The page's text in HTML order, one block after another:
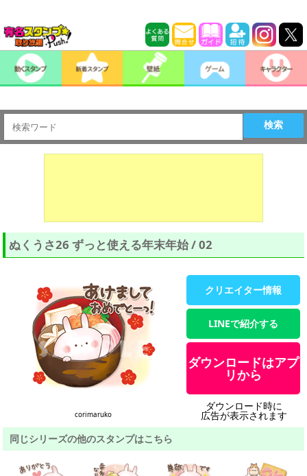
検索
ぬくうさ26 ずっと使える年末年始 / 02
corimaruko
クリエイター情報
LINEで紹介する
ダウンロードはアプ
リから
ダウンロード時に
広告が表示されます
同じシリーズの他のスタンプはこちら